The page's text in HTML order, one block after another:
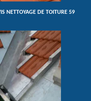
NETTOYAGE DE TOITURE 59